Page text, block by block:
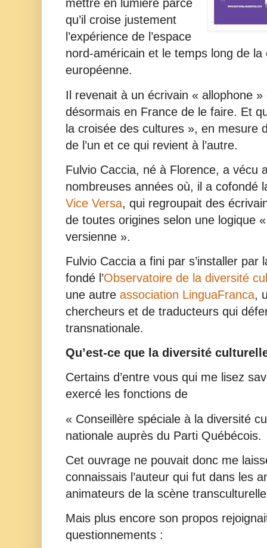
mettre en lumière parce
qu’il croise justement
l’expérience de l’espace
nord-américain et le temps long de la
européenne.
Il revenait à un écrivain « allophone
désormais en France de le faire. Et
la croisée des cultures », en mesure
de l’un et ce qui revient à l’autre.
Fulvio Caccia, né à Florence, a vécu
nombreuses années où, il a cofondé
Vice Versa, qui regroupait des
de toutes origines selon une logique
versienne ».
Fulvio Caccia a fini par s’installer par
fondé l’Observatoire de la diversité
une autre association LinguaFranca,
chercheurs et de traducteurs qui
transnationale.
Qu’est-ce que la diversité
Certains d’entre vous qui me lisez
exercé les fonctions de
« Conseillère spéciale à la diversité
nationale auprès du Parti Québécois.
Cet ouvrage ne pouvait donc me
connaissais l’auteur qui fut dans les
animateurs de la scène
Mais plus encore son propos
questionnements :